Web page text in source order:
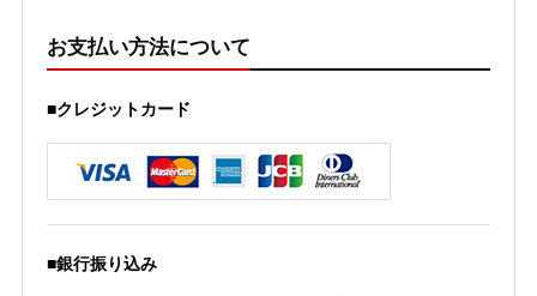
お支払い方法について
■クレジットカード
■銀行振り込み